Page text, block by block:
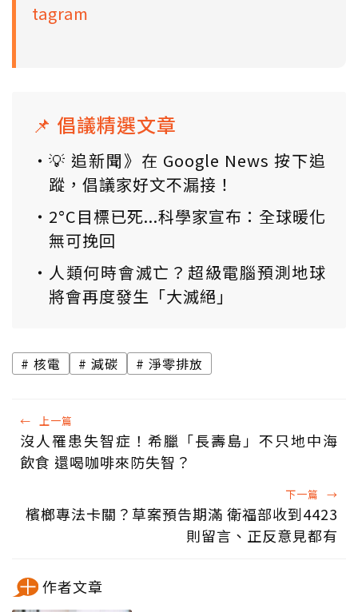
tagram
📌 倡議精選文章
💡 追新聞》在 Google News 按下追
蹤，倡議家好文不漏接！
2°C目標已死...科學家宣布：全球暖化
無可挽回
人類何時會滅亡？超級電腦預測地球
將會再度發生「大滅絕」
核電 減碳 淨零排放
← 上一篇
沒人罹患失智症！希臘「長壽島」不只地中海
飲食 還喝咖啡來防失智？
下一篇 →
檳榔專法卡關？草案預告期滿 衛福部收到4423
則留言、正反意見都有
作者文章